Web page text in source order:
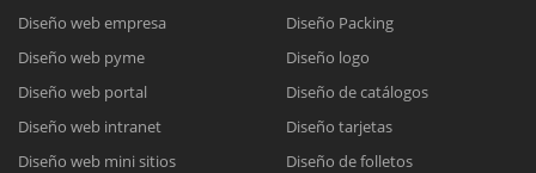
Diseño web empresa
Diseño web pyme
Diseño web portal
Diseño web intranet
Diseño web mini sitios
Diseño Packing
Diseño logo
Diseño de catálogos
Diseño tarjetas
Diseño de folletos